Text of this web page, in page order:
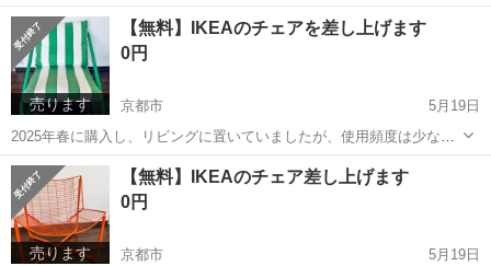
比較的きれいな状態です。 目立つ汚れや破損はありませんが、あくま
で中古品となりますので、ご理解いただける方にお譲りできればと思
います。 こちらは無...
京都 京都市 椅子
売ります
【無料】IKEAのチェアを差し上げます
0円
京都市
5月19日
2025年春に購入し、リビングに置いていましたが、使用頻度は少なく
比較的きれいな状態です。 目立つ汚れや破損はありませんが、あくま
で中古品となりますので、ご理解いただける方にお譲りできればと思
います。 こちらは無...
京都 京都市 椅子
売ります
【無料】IKEAのチェア差し上げます
0円
京都市
5月19日